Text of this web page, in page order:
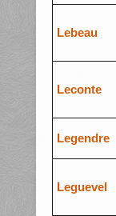
Lebeau
Leconte
Legendre
Leguevel